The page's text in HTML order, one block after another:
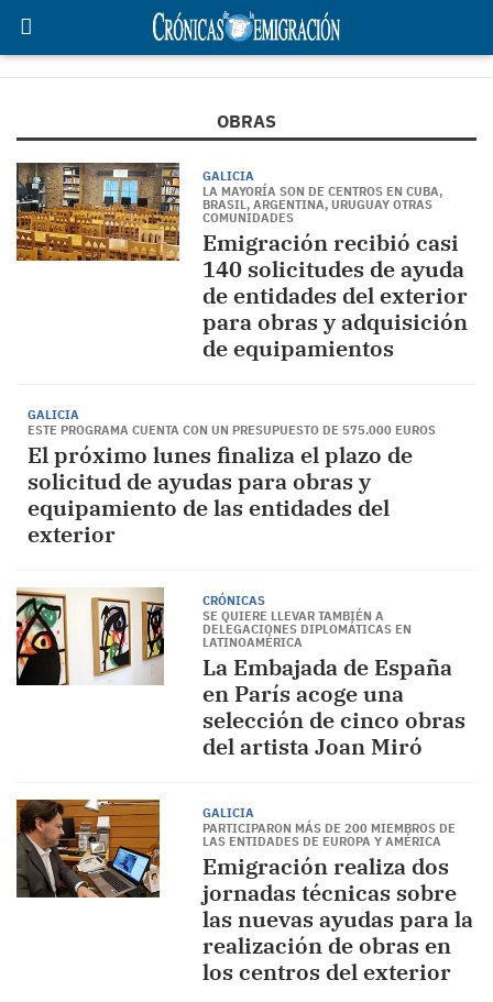
OBRAS
GALICIA
LA MAYORÍA SON DE CENTROS EN CUBA,
BRASIL, ARGENTINA, URUGUAY OTRAS
COMUNIDADES
Emigración recibió casi
140 solicitudes de ayuda
de entidades del exterior
para obras y adquisición
de equipamientos
GALICIA
ESTE PROGRAMA CUENTA CON UN PRESUPUESTO DE 575.000 EUROS
El próximo lunes finaliza el plazo de
solicitud de ayudas para obras y
equipamiento de las entidades del
exterior
CRÓNICAS
SE QUIERE LLEVAR TAMBIÉN A
DELEGACIONES DIPLOMÁTICAS EN
LATINOAMÉRICA
La Embajada de España
en París acoge una
selección de cinco obras
del artista Joan Miró
GALICIA
PARTICIPARON MÁS DE 200 MIEMBROS DE
LAS ENTIDADES DE EUROPA Y AMÉRICA
Emigración realiza dos
jornadas técnicas sobre
las nuevas ayudas para la
realización de obras en
los centros del exterior